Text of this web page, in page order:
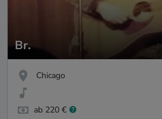
Br.
Chicago
ab 220 €